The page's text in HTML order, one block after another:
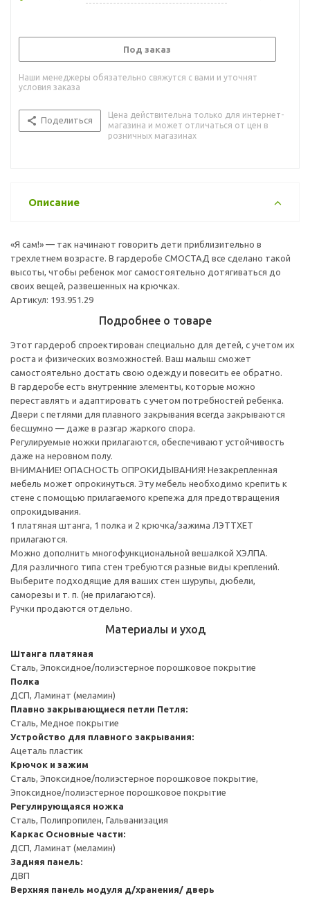
Под заказ
Наши менеджеры обязательно свяжутся с вами и уточнят
условия заказа
Поделиться
Цена действительна только для интернет-
магазина и может отличаться от цен в
розничных магазинах
Описание
«Я сам!» — так начинают говорить дети приблизительно в
трехлетнем возрасте. В гардеробе СМОСТАД все сделано такой
высоты, чтобы ребенок мог самостоятельно дотягиваться до
своих вещей, развешенных на крючках.
Артикул: 193.951.29
Подробнее о товаре
Этот гардероб спроектирован специально для детей, с учетом их
роста и физических возможностей. Ваш малыш сможет
самостоятельно достать свою одежду и повесить ее обратно.
В гардеробе есть внутренние элементы, которые можно
переставлять и адаптировать с учетом потребностей ребенка.
Двери с петлями для плавного закрывания всегда закрываются
бесшумно — даже в разгар жаркого спора.
Регулируемые ножки прилагаются, обеспечивают устойчивость
даже на неровном полу.
ВНИМАНИЕ! ОПАСНОСТЬ ОПРОКИДЫВАНИЯ! Незакрепленная
мебель может опрокинуться. Эту мебель необходимо крепить к
стене с помощью прилагаемого крепежа для предотвращения
опрокидывания.
1 платяная штанга, 1 полка и 2 крючка/зажима ЛЭТТХЕТ
прилагаются.
Можно дополнить многофункциональной вешалкой ХЭЛПА.
Для различного типа стен требуются разные виды креплений.
Выберите подходящие для ваших стен шурупы, дюбели,
саморезы и т. п. (не прилагаются).
Ручки продаются отдельно.
Материалы и уход
Штанга платяная
Сталь, Эпоксидное/полиэстерное порошковое покрытие
Полка
ДСП, Ламинат (меламин)
Плавно закрывающиеся петли Петля:
Сталь, Медное покрытие
Устройство для плавного закрывания:
Ацеталь пластик
Крючок и зажим
Сталь, Эпоксидное/полиэстерное порошковое покрытие,
Эпоксидное/полиэстерное порошковое покрытие
Регулирующаяся ножка
Сталь, Полипропилен, Гальванизация
Каркас Основные части:
ДСП, Ламинат (меламин)
Задняя панель:
ДВП
Верхняя панель модуля д/хранения/ дверь